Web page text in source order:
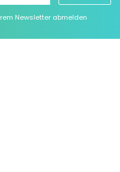
Newsletter abmelden